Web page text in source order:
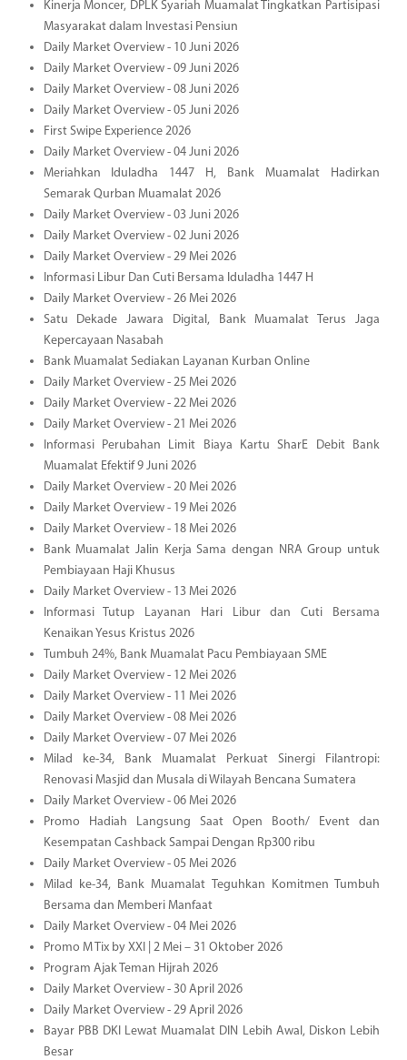
Kinerja Moncer, DPLK Syariah Muamalat Tingkatkan Partisipasi
Masyarakat dalam Investasi Pensiun
Daily Market Overview - 10 Juni 2026
Daily Market Overview - 09 Juni 2026
Daily Market Overview - 08 Juni 2026
Daily Market Overview - 05 Juni 2026
First Swipe Experience 2026
Daily Market Overview - 04 Juni 2026
Meriahkan Iduladha 1447 H, Bank Muamalat Hadirkan
Semarak Qurban Muamalat 2026
Daily Market Overview - 03 Juni 2026
Daily Market Overview - 02 Juni 2026
Daily Market Overview - 29 Mei 2026
Informasi Libur Dan Cuti Bersama Iduladha 1447 H
Daily Market Overview - 26 Mei 2026
Satu Dekade Jawara Digital, Bank Muamalat Terus Jaga
Kepercayaan Nasabah
Bank Muamalat Sediakan Layanan Kurban Online
Daily Market Overview - 25 Mei 2026
Daily Market Overview - 22 Mei 2026
Daily Market Overview - 21 Mei 2026
Informasi Perubahan Limit Biaya Kartu SharE Debit Bank
Muamalat Efektif 9 Juni 2026
Daily Market Overview - 20 Mei 2026
Daily Market Overview - 19 Mei 2026
Daily Market Overview - 18 Mei 2026
Bank Muamalat Jalin Kerja Sama dengan NRA Group untuk
Pembiayaan Haji Khusus
Daily Market Overview - 13 Mei 2026
Informasi Tutup Layanan Hari Libur dan Cuti Bersama
Kenaikan Yesus Kristus 2026
Tumbuh 24%, Bank Muamalat Pacu Pembiayaan SME
Daily Market Overview - 12 Mei 2026
Daily Market Overview - 11 Mei 2026
Daily Market Overview - 08 Mei 2026
Daily Market Overview - 07 Mei 2026
Milad ke-34, Bank Muamalat Perkuat Sinergi Filantropi:
Renovasi Masjid dan Musala di Wilayah Bencana Sumatera
Daily Market Overview - 06 Mei 2026
Promo Hadiah Langsung Saat Open Booth/ Event dan
Kesempatan Cashback Sampai Dengan Rp300 ribu
Daily Market Overview - 05 Mei 2026
Milad ke-34, Bank Muamalat Teguhkan Komitmen Tumbuh
Bersama dan Memberi Manfaat
Daily Market Overview - 04 Mei 2026
Promo M Tix by XXI | 2 Mei – 31 Oktober 2026
Program Ajak Teman Hijrah 2026
Daily Market Overview - 30 April 2026
Daily Market Overview - 29 April 2026
Bayar PBB DKI Lewat Muamalat DIN Lebih Awal, Diskon Lebih
Besar